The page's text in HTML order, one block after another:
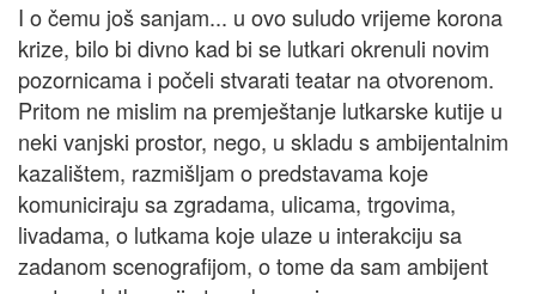
I o čemu još sanjam... u ovo suludo vrijeme korona
krize, bilo bi divno kad bi se lutkari okrenuli novim
pozornicama i počeli stvarati teatar na otvorenom.
Pritom ne mislim na premještanje lutkarske kutije u
neki vanjski prostor, nego, u skladu s ambijentalnim
kazalištem, razmišljam o predstavama koje
komuniciraju sa zgradama, ulicama, trgovima,
livadama, o lutkama koje ulaze u interakciju sa
zadanom scenografijom, o tome da sam ambijent